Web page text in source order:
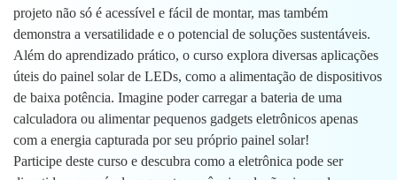
projeto não só é acessível e fácil de montar, mas também
demonstra a versatilidade e o potencial de soluções sustentáveis.
Além do aprendizado prático, o curso explora diversas aplicações
úteis do painel solar de LEDs, como a alimentação de dispositivos
de baixa potência. Imagine poder carregar a bateria de uma
calculadora ou alimentar pequenos gadgets eletrônicos apenas
com a energia capturada por seu próprio painel solar!
Participe deste curso e descubra como a eletrônica pode ser